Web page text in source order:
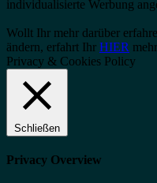
individualisierte Werbung
Wollt Ihr mehr darüber
ändern, erfahrt Ihr HIER
Privacy & Cookies Policy
Schließen
Privacy Overview